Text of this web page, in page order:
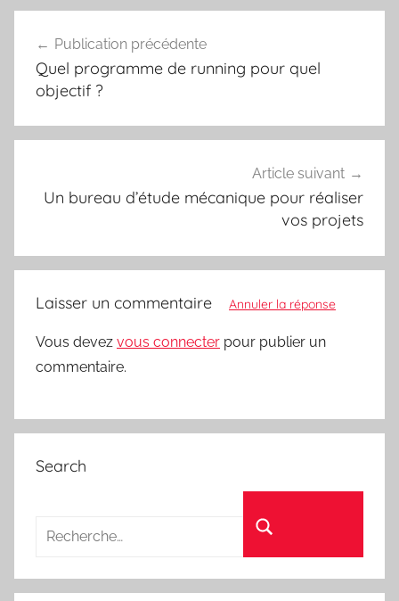
de
l’article
Publication précédente
Quel programme de running pour quel
objectif ?
Article suivant
Un bureau d’étude mécanique pour réaliser
vos projets
Laisser un commentaire Annuler la réponse
Vous devez vous connecter pour publier un
commentaire.
Search